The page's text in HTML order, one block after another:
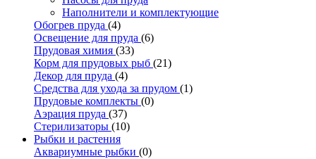
Наполнители и комплектующие
Обогрев пруда (4)
Освещение для пруда (6)
Прудовая химия (33)
Корм для прудовых рыб (21)
Декор для пруда (4)
Средства для ухода за прудом (1)
Прудовые комплекты (0)
Аэрация пруда (37)
Стерилизаторы (10)
Рыбки и растения
Аквариумные рыбки (0)